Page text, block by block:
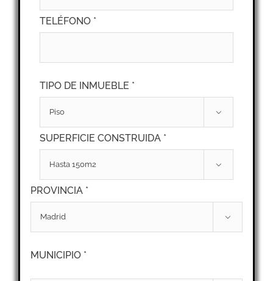
TELÉFONO *
TIPO DE INMUEBLE *

SUPERFICIE CONSTRUIDA *

PROVINCIA *

MUNICIPIO *